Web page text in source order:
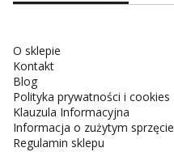
O sklepie
Kontakt
Blog
Polityka prywatności i cookies
Klauzula Informacyjna
Informacja o zużytym sprzęcie
Regulamin sklepu